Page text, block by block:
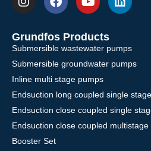
Grundfos Products
Submersible wastewater pumps
Submersible groundwater pumps
Inline multi stage pumps
Endsuction long coupled single stage
Endsuction close coupled single
Endsuction close coupled multistage
Booster Set